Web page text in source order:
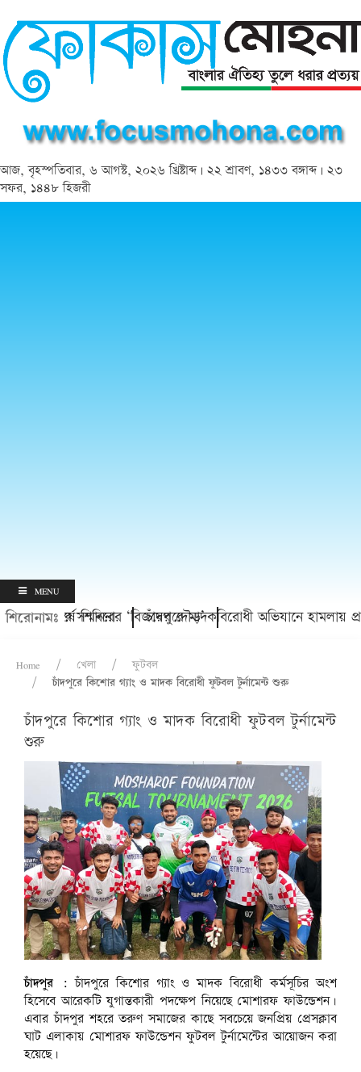
আজ, বৃহস্পতিবার, ৬ আগস্ট, ২০২৬ খ্রিষ্টাব্দ | ২২ শ্রাবণ, ১৪৩৩ বঙ্গাব্দ | ২৩
সফর, ১৪৪৮ হিজরী
MENU
শিরোনামঃ
সম্মাননা চাঁদপুরে মাদকবিরোধী অভিযানে হামলায় প্রবাসীর
শিবিরের ‘বিজয়ের দৌড়’
Home খেলা
ফুটবল
চাঁদপুরে কিশোর গ্যাং ও মাদক বিরোধী ফুটবল টুর্নামেন্ট শুরু
চাঁদপুরে কিশোর গ্যাং ও মাদক বিরোধী ফুটবল টুর্নামেন্ট
শুরু
ছবি: সংগ্রহীত।
চাঁদপুর :চাঁদপুরে কিশোর গ্যাং ও মাদক বিরোধী কর্মসূচির অংশ
হিসেবে আরেকটি যুগান্তকারী পদক্ষেপ নিয়েছে মোশারফ ফাউন্ডেশন।
এবার চাঁদপুর শহরে তরুণ সমাজের কাছে সবচেয়ে জনপ্রিয় প্রেসক্লাব
ঘাট এলাকায় মোশারফ ফাউন্ডেশন ফুটবল টুর্নামেন্টের আয়োজন করা
হয়েছে।